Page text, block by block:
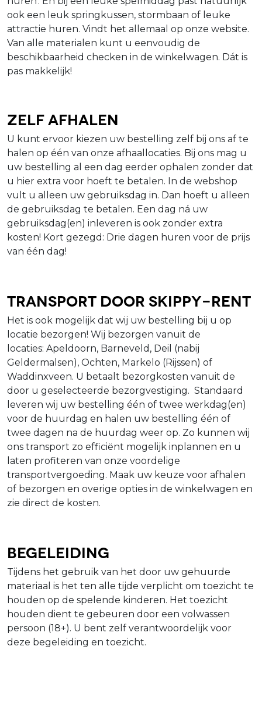
ook een leuk springkussen, stormbaan of leuke
attractie huren. Vindt het allemaal op onze website.
Van alle materialen kunt u eenvoudig de
beschikbaarheid checken in de winkelwagen. Dát is
pas makkelijk!
Zelf afhalen
U kunt ervoor kiezen uw bestelling zelf bij ons af te
halen op één van onze afhaallocaties. Bij ons mag u
uw bestelling al een dag eerder ophalen zonder dat
u hier extra voor hoeft te betalen. In de webshop
vult u alleen uw gebruiksdag in. Dan hoeft u alleen
de gebruiksdag te betalen. Een dag ná uw
gebruiksdag(en) inleveren is ook zonder extra
kosten! Kort gezegd: Drie dagen huren voor de prijs
van één dag!
Transport door Skippy-Rent
Het is ook mogelijk dat wij uw bestelling bij u op
locatie bezorgen! Wij bezorgen vanuit de
locaties: Apeldoorn, Barneveld, Deil (nabij
Geldermalsen), Ochten, Markelo (Rijssen) of
Waddinxveen. U betaalt bezorgkosten vanuit de
door u geselecteerde bezorgvestiging. Standaard
leveren wij uw bestelling één of twee werkdag(en)
voor de huurdag en halen uw bestelling één of
twee dagen na de huurdag weer op. Zo kunnen wij
ons transport zo efficiënt mogelijk inplannen en u
laten profiteren van onze voordelige
transportvergoeding. Maak uw keuze voor afhalen
of bezorgen en overige opties in de winkelwagen en
zie direct de kosten.
Begeleiding
Tijdens het gebruik van het door uw gehuurde
materiaal is het ten alle tijde verplicht om toezicht te
houden op de spelende kinderen. Het toezicht
houden dient te gebeuren door een volwassen
persoon (18+). U bent zelf verantwoordelijk voor
deze begeleiding en toezicht.